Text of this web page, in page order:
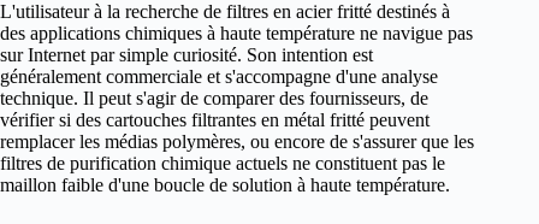
L'utilisateur à la recherche de filtres en acier fritté destinés à
des applications chimiques à haute température ne navigue pas
sur Internet par simple curiosité. Son intention est
généralement commerciale et s'accompagne d'une analyse
technique. Il peut s'agir de comparer des fournisseurs, de
vérifier si des cartouches filtrantes en métal fritté peuvent
remplacer les médias polymères, ou encore de s'assurer que les
filtres de purification chimique actuels ne constituent pas le
maillon faible d'une boucle de solution à haute température.